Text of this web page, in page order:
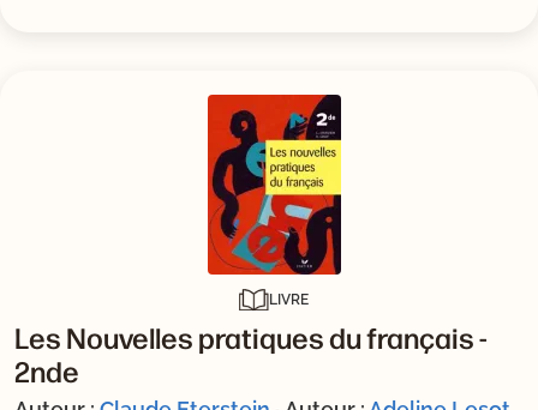
LIVRE
Les Nouvelles pratiques du français -
2nde